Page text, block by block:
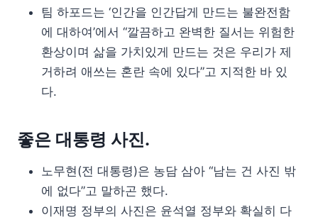
팀 하포드는 ‘인간을 인간답게 만드는 불완전함
에 대하여’에서 “깔끔하고 완벽한 질서는 위험한
환상이며 삶을 가치있게 만드는 것은 우리가 제
거하려 애쓰는 혼란 속에 있다”고 지적한 바 있
다.
좋은 대통령 사진.
노무현(전 대통령)은 농담 삼아 “남는 건 사진 밖
에 없다”고 말하곤 했다.
이재명 정부의 사진은 윤석열 정부와 확실히 다